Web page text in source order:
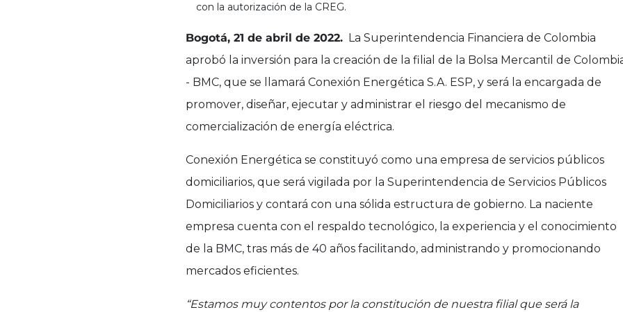
con la autorización de la CREG.
Bogotá, 21 de abril de 2022. La Superintendencia Financiera de Colombia
aprobó la inversión para la creación de la filial de la Bolsa Mercantil de
- BMC, que se llamará Conexión Energética S.A. ESP, y será la encargada de
promover, diseñar, ejecutar y administrar el riesgo del mecanismo de
comercialización de energía eléctrica.
Conexión Energética se constituyó como una empresa de servicios públicos
domiciliarios, que será vigilada por la Superintendencia de Servicios Públicos
Domiciliarios y contará con una sólida estructura de gobierno. La naciente
empresa cuenta con el respaldo tecnológico, la experiencia y el conocimiento
de la BMC, tras más de 40 años facilitando, administrando y promocionando
mercados eficientes.
“Estamos muy contentos por la constitución de nuestra filial que será la